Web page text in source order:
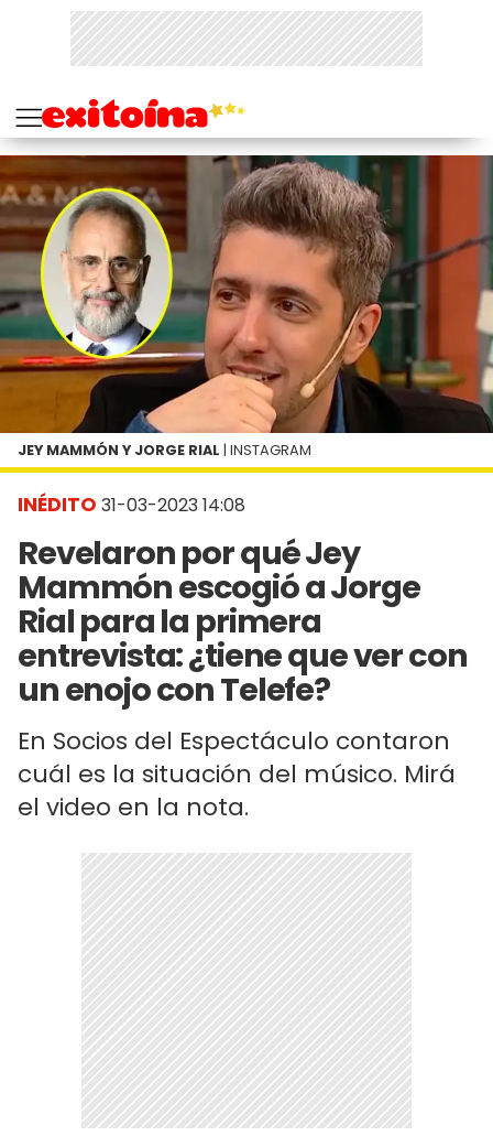
INÉDITO 31-03-2023 14:08
Revelaron por qué Jey
Mammón escogió a Jorge
Rial para la primera
entrevista: ¿tiene que ver con
un enojo con Telefe?
En Socios del Espectáculo contaron
cuál es la situación del músico. Mirá
el video en la nota.
JEY MAMMÓN Y JORGE RIAL | INSTAGRAM